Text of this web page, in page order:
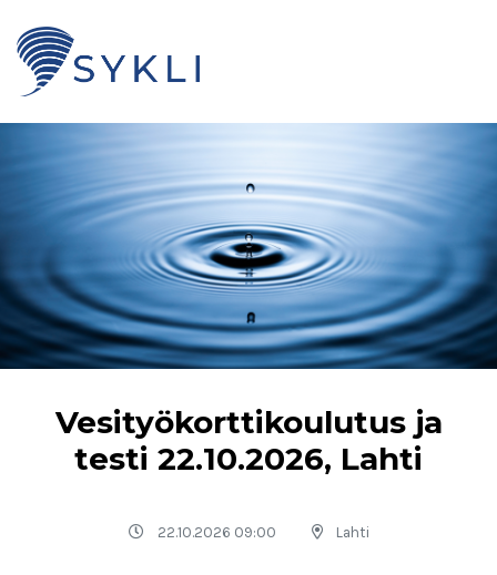
Vesityökorttikoulutus ja
testi 22.10.2026, Lahti
22.10.2026 09:00 Lahti